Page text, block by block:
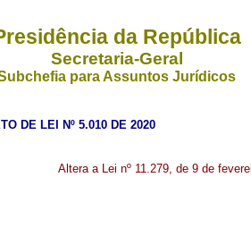
da República
Secretaria-Geral
para Assuntos Jurídicos
DE LEI Nº 5.010 DE 2020
Altera a Lei nº 11.279, de 9 de